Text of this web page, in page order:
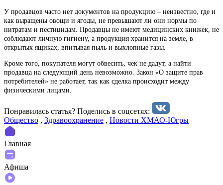
У продавцов часто нет документов на продукцию – неизвестно, где и
как выращены овощи и ягоды, не превышают ли они нормы по
нитратам и пестицидам. Продавцы не имеют медицинских книжек, не
соблюдают личную гигиену, а продукция хранится на земле, в
открытых ящиках, впитывая пыль и выхлопные газы.
Кроме того, покупателя могут обвесить, чек не дадут, а найти
продавца на следующий день невозможно. Закон «О защите прав
потребителей» не работает, так как сделка происходит между
физическими лицами.
Понравилась статья? Поделиcь в соцсетях:
Общество , Здравоохранение , Новости ХМАО-Югры
Главная
Афиша